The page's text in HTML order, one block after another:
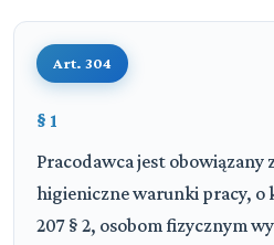
Art. 304
§ 1
Pracodawca jest obowiązany
higieniczne warunki pracy, o
207 § 2, osobom fizycznym